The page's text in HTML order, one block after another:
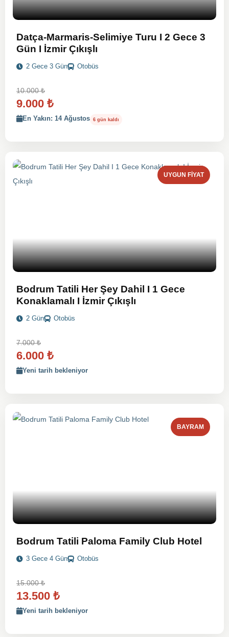
Datça-Marmaris-Selimiye Turu I 2 Gece 3
Gün I İzmir Çıkışlı
2 Gece 3 Gün Otobüs
10.000₺
9.000 ₺
En Yakın: 14 Ağustos 6 gün kaldı
UYGUN FIYAT
Bodrum Tatili Her Şey Dahil I 1 Gece
Konaklamalı I İzmir Çıkışlı
2 Gün Otobüs
7.000₺
6.000 ₺
Yeni tarih bekleniyor
BAYRAM
Bodrum Tatili Paloma Family Club Hotel
3 Gece 4 Gün Otobüs
15.000₺
13.500 ₺
Yeni tarih bekleniyor